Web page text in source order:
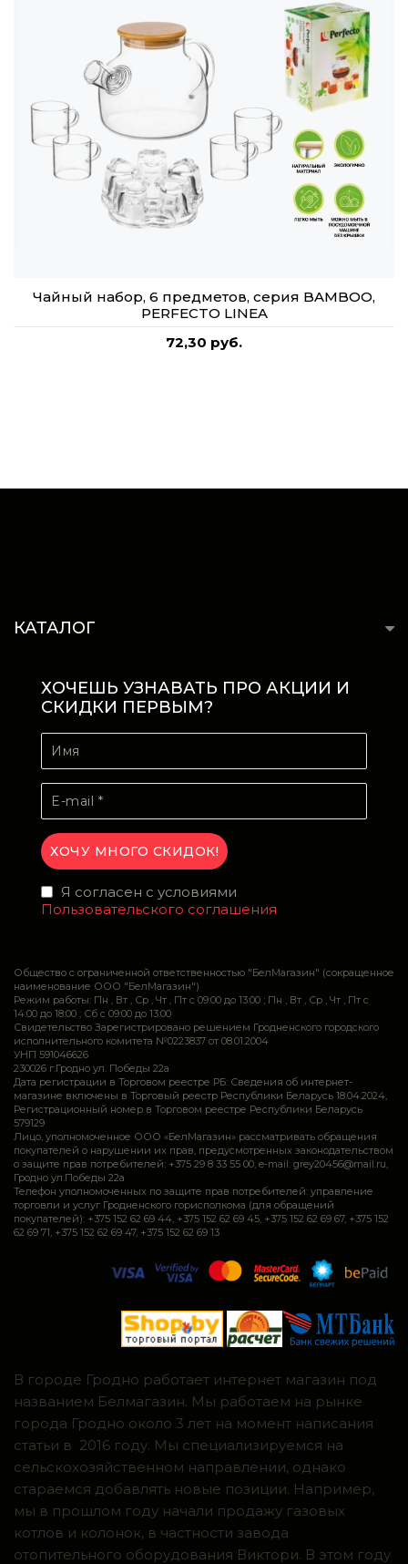
Чайный набор, 6 предметов, серия BAMBOO,
PERFECTO LINEA
72,30 руб.
КАТАЛОГ
ХОЧЕШЬ УЗНАВАТЬ ПРО АКЦИИ И
СКИДКИ ПЕРВЫМ?
Я согласен с условиями
Пользовательского соглашения
Общество с ограниченной ответственностью "БелМагазин" (сокращенное
наименование ООО "БелМагазин")
Режим работы: Пн , Вт , Ср , Чт , Пт c 09:00 до 13:00 ; Пн , Вт , Ср , Чт , Пт c
14:00 до 18:00 ; Сб c 09:00 до 13:00
Свидетельство Зарегистрировано решением Гродненского городского
исполнительного комитета №0223837 от 08.01.2004
УНП 591046626
230026 г.Гродно ул. Победы 22а
Дата регистрации в Торговом реестре РБ: Сведения об интернет-
магазине включены в Торговый реестр Республики Беларусь 18.04.2024,
Регистрационный номер в Торговом реестре Республики Беларусь
579129
Лицо, уполномоченное ООО «БелМагазин» рассматривать обращения
покупателей о нарушении их прав, предусмотренных законодательством
о защите прав потребителей: +375 29 8 33 55 00, e-mail: grey20456@mail.ru,
Гродно ул.Победы 22а
Телефон уполномоченных по защите прав потребителей: управление
торговли и услуг Гродненского горисполкома (для обращений
покупателей): +375 152 62 69 44, +375 152 62 69 45, +375 152 62 69 67, +375 152
62 69 71, +375 152 62 69 47, +375 152 62 69 13
В городе Гродно работает интернет магазин под
названием Белмагазин. Мы работаем на рынке
города Гродно около 3 лет на момент написания
статьи в 2016 году. Мы специализируемся на
сельскохозяйственном направлении, однако
стараемся добавлять новые позиции. Например,
мы в прошлом году начали продажу газовых
котлов и колонок, в частности завода
отопительного оборудования Виктори. В этом году